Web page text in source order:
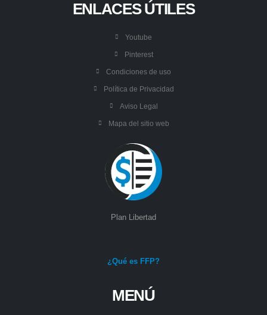
ENLACES ÚTILES
Youtube
Pinterest
Condiciones de uso
Política de Privacidad
Aviso Legal
Mapa del sitio web
Plan Libertad
¿Qué es FFP?
MENÚ